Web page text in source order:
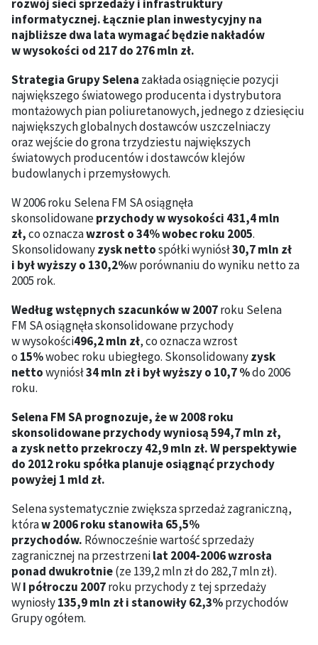
rozwój sieci sprzedaży i infrastruktury
informatycznej. Łącznie plan inwestycyjny na
najbliższe dwa lata wymagać będzie nakładów
w wysokości od 217 do 276 mln zł.
Strategia Grupy Selena zakłada osiągnięcie pozycji
największego światowego producenta i dystrybutora
montażowych pian poliuretanowych, jednego z dziesięciu
największych globalnych dostawców uszczelniaczy
oraz wejście do grona trzydziestu największych
światowych producentów i dostawców klejów
budowlanych i przemysłowych.
W 2006 roku Selena FM SA osiągnęła
skonsolidowaneprzychody w wysokości 431,4 mln
zł,co oznaczawzrost o 34% wobec roku 2005.
Skonsolidowanyzysk nettospółki wyniósł30,7 mln zł
i był wyższy o 130,2%w porównaniu do wyniku netto za
2005 rok.
Według wstępnych szacunków w 2007roku Selena
FM SA osiągnęła skonsolidowane przychody
w wysokości496,2 mln zł, co oznacza wzrost
o 15%wobec roku ubiegłego. Skonsolidowanyzysk
nettowyniósł34 mln zł i był wyższy o 10,7 %do 2006
roku.
Selena FM SA prognozuje, że w 2008 roku
skonsolidowane przychody wyniosą 594,7 mln zł,
a zysk netto przekroczy 42,9 mln zł. W perspektywie
do 2012 roku spółka planuje osiągnąć przychody
powyżej 1 mld zł.
Selena systematycznie zwiększa sprzedaż zagraniczną,
któraw 2006 roku stanowiła 65,5%
przychodów. Równocześnie wartość sprzedaży
zagranicznej na przestrzenilat 2004-2006 wzrosła
ponad dwukrotnie(ze 139,2 mln zł do 282,7 mln zł).
WI półroczu 2007roku przychody z tej sprzedaży
wyniosły135,9 mln zł i stanowiły 62,3%przychodów
Grupy ogółem.